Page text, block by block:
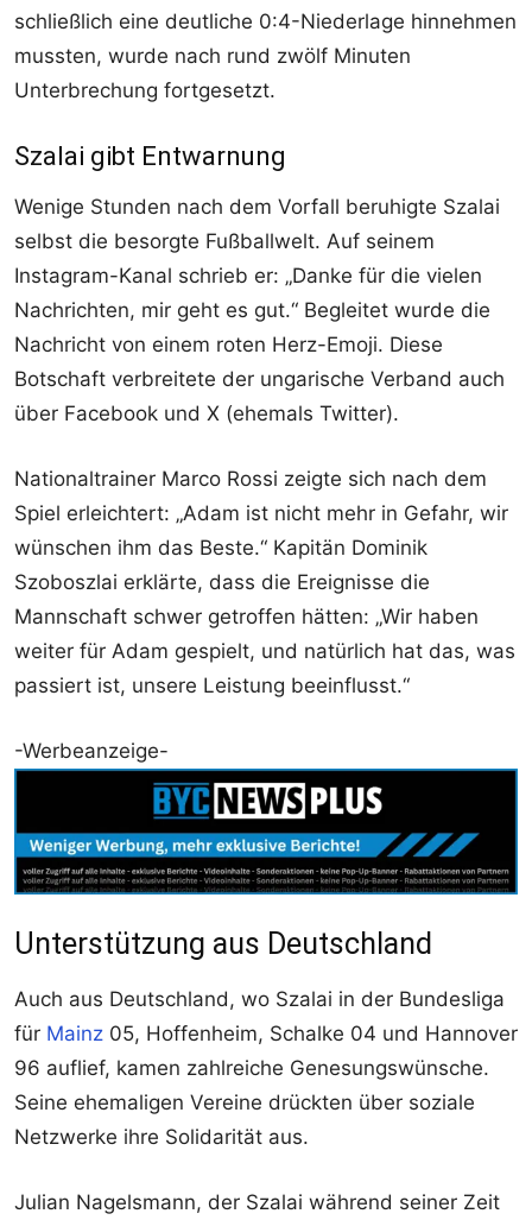
schließlich eine deutliche 0:4-Niederlage hinnehmen
mussten, wurde nach rund zwölf Minuten
Unterbrechung fortgesetzt.
Szalai gibt Entwarnung
Wenige Stunden nach dem Vorfall beruhigte Szalai
selbst die besorgte Fußballwelt. Auf seinem
Instagram-Kanal schrieb er: „Danke für die vielen
Nachrichten, mir geht es gut.“ Begleitet wurde die
Nachricht von einem roten Herz-Emoji. Diese
Botschaft verbreitete der ungarische Verband auch
über Facebook und X (ehemals Twitter).
Nationaltrainer Marco Rossi zeigte sich nach dem
Spiel erleichtert: „Adam ist nicht mehr in Gefahr, wir
wünschen ihm das Beste.“ Kapitän Dominik
Szoboszlai erklärte, dass die Ereignisse die
Mannschaft schwer getroffen hätten: „Wir haben
weiter für Adam gespielt, und natürlich hat das, was
passiert ist, unsere Leistung beeinflusst.“
-Werbeanzeige-
Unterstützung aus Deutschland
Auch aus Deutschland, wo Szalai in der Bundesliga
für Mainz 05, Hoffenheim, Schalke 04 und Hannover
96 auflief, kamen zahlreiche Genesungswünsche.
Seine ehemaligen Vereine drückten über soziale
Netzwerke ihre Solidarität aus.
Julian Nagelsmann, der Szalai während seiner Zeit